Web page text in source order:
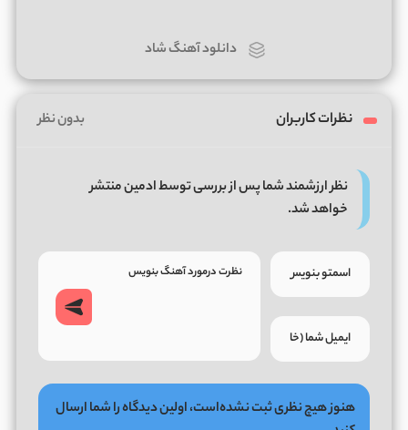
دانلود آهنگ شاد
نظرات کاربران بدون نظر
نظر ارزشمند شما پس از بررسی توسط ادمین منتشر
خواهد شد.
هنوز هیچ نظری ثبت نشده‌است، اولین دیدگاه را شما ارسال